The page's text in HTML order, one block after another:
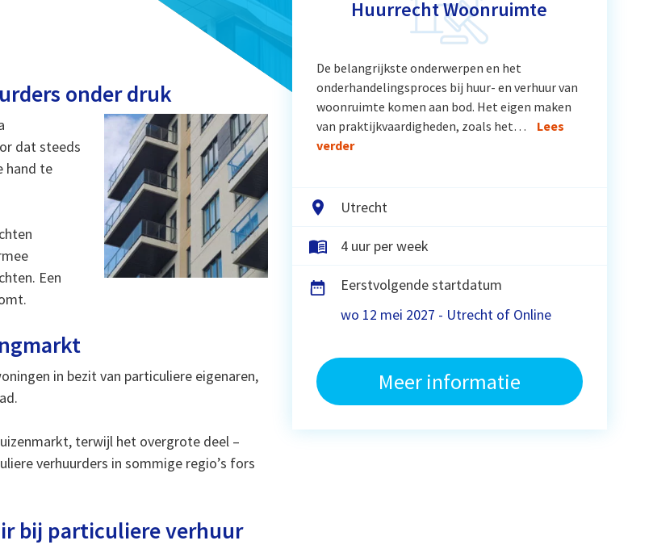
onder druk
dat steeds
hand te
Een
in bezit van particuliere eigenaren,
terwijl het overgrote deel –
verhuurders in sommige regio’s fors
bij particuliere verhuur
Huurrecht Woonruimte
De belangrijkste onderwerpen en het
onderhandelingsproces bij huur- en verhuur van
woonruimte komen aan bod. Het eigen maken
van praktijkvaardigheden, zoals het…
Lees
verder
Utrecht
4 uur per week
Eerstvolgende startdatum
wo 12 mei 2027 - Utrecht of Online
Meer informatie